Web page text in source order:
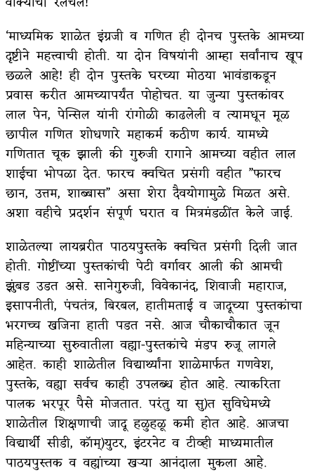
‘माध्यमिक शाळेत इंग्रजी व गणित ही दोनच पुस्तके आमच्या
दृष्टीने महत्त्वाची होती. या दोन विषयांनी आम्हा सर्वांनाच खूप
छळले आहे! ही दोन पुस्तके घरच्या मोठया भावंडाकडून
प्रवास करीत आमच्यापर्यंत पोहोचत. या जुन्या पुस्तकांवर
लाल पेन, पेन्सिल यांनी रांगोळी काढलेली व त्यामधून मूळ
छापील गणित शोधणारे महाकर्म कठीण कार्य. यामध्ये
गणितात चूक झाली की गुरुजी रागाने आमच्या वहीत लाल
शाईचा भोपळा देत. फारच क्वचित प्रसंगी वहीत ”फारच
छान, उत्तम, शाब्बास” असा शेरा दैवयोगामुळे मिळत असे.
अशा वहीचे प्रदर्शन संपूर्ण घरात व मित्रमंडळींत केले जाई.
शाळेतल्या लायब्ररीत पाठयपुस्तके क्वचित प्रसंगी दिली जात
होती. गोष्टींच्या पुस्तकांची पेटी वर्गावर आली की आमची
झुंबड उडत असे. सानेगुरुजी, विवेकानंद, शिवाजी महाराज,
इसापनीती, पंचतंत्र, बिरबल, हातीमताई व जादूच्या पुस्तकांचा
भरगच्च खजिना हाती पडत नसे. आज चौकाचौकात जून
महिन्याच्या सुरुवातीला वह्या-पुस्तकांचे मंडप रुजू लागले
आहेत. काही शाळेतील विद्यार्थ्यांना शाळेमार्फत गणवेश,
पुस्तके, वह्या सर्वच काही उपलब्ध होत आहे. त्याकरिता
पालक भरपूर पैसे मोजतात. परंतु या सु)त सुविधेमध्ये
शाळेतील शिक्षणाची जादू हळुहळू कमी होत आहे. आजचा
विद्यार्थी सीडी, कॉम्)युटर, इंटरनेट व टीव्ही माध्यमातील
पाठयपुस्तक व वह्यांच्या खऱ्या आनंदाला मुकला आहे.